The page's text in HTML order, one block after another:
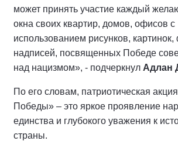
может принять участие каждый
окна своих квартир, домов, офисов с
использованием рисунков,
надписей, посвященных Победе
над нацизмом», - подчеркнул Адлан
По его словам, патриотическая
Победы» – это яркое проявление
единства и глубокого уважения к
страны.